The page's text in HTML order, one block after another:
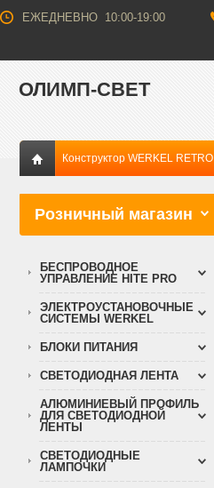
ЕЖЕДНЕВНО 10:00-19:00
ОЛИМП-СВЕТ
Конструктор WERKEL RETRO
Розничный магазин
БЕСПРОВОДНОЕ
УПРАВЛЕНИЕ HITE PRO
ЭЛЕКТРОУСТАНОВОЧНЫЕ
СИСТЕМЫ WERKEL
БЛОКИ ПИТАНИЯ
СВЕТОДИОДНАЯ ЛЕНТА
АЛЮМИНИЕВЫЙ ПРОФИЛЬ
ДЛЯ СВЕТОДИОДНОЙ
ЛЕНТЫ
СВЕТОДИОДНЫЕ
ЛАМПОЧКИ